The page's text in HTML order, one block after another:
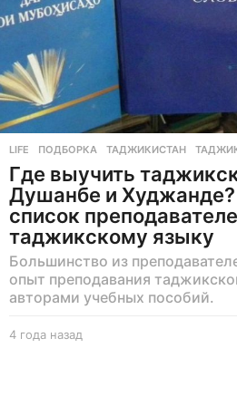
LIFE ПОДБОРКА ,ТАДЖИКИСТАН ,
Где выучить
Душанбе и Худжанде?
список
таджикскому языку
Большинство из
опыт преподавания
авторами учебных пособий.
4 года назад